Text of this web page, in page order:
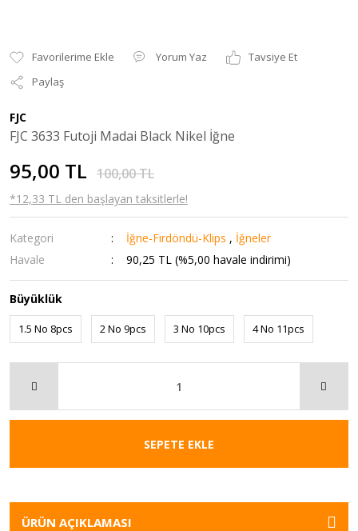
Yorum Yaz
Tavsiye Et
Paylaş
FJC
FJC 3633 Futoji Madai Black Nikel İğne
95,00 TL 100,00 TL
*12,33 TL den başlayan taksitlerle!
Kategori İğne-Fırdöndü-Klips , İğneler
Havale
90,25 TL (%5,00 havale indirimi)
Büyüklük
1.5 No 8pcs 2 No 9pcs 3 No 10pcs 4 No 11pcs
SEPETE EKLE
ÜRÜN AÇIKLAMASI